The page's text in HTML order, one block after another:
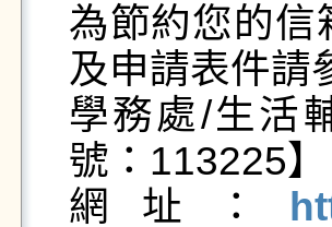
為節約您的信
及申請表件請
學務處/生活
號：113225】
網址：